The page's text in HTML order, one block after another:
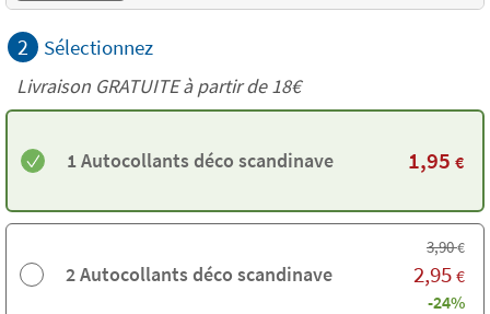
2 Sélectionnez
Livraison GRATUITE à partir de 18€
1 Autocollants déco scandinave 1,95 €
2 Autocollants déco scandinave
3,90€
2,95 €
-24%